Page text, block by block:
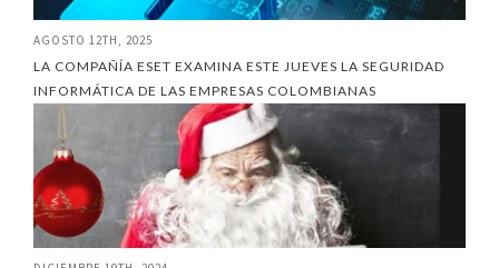
AGOSTO 12TH, 2025
LA COMPAÑÍA ESET EXAMINA ESTE JUEVES LA SEGURIDAD
INFORMÁTICA DE LAS EMPRESAS COLOMBIANAS